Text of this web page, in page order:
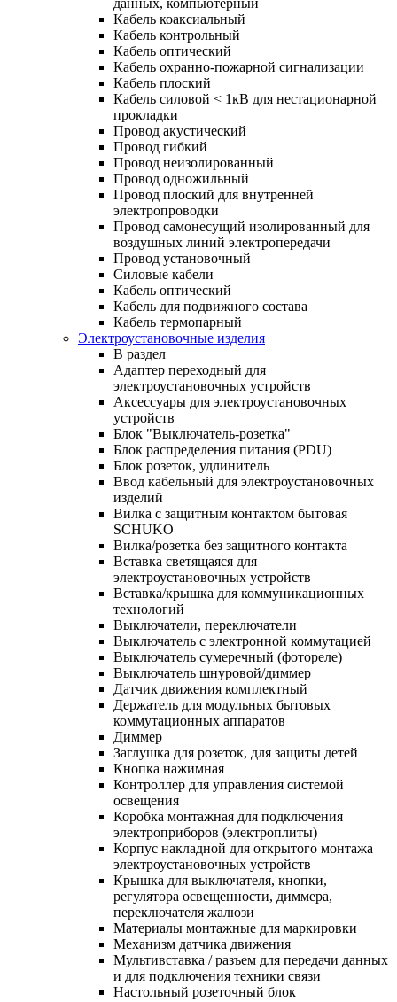
Кабель коаксиальный
Кабель контрольный
Кабель оптический
Кабель охранно-пожарной сигнализации
Кабель плоский
Кабель силовой < 1кВ для нестационарной
прокладки
Провод акустический
Провод гибкий
Провод неизолированный
Провод одножильный
Провод плоский для внутренней
электропроводки
Провод самонесущий изолированный для
воздушных линий электропередачи
Провод установочный
Силовые кабели
Кабель оптический
Кабель для подвижного состава
Кабель термопарный
Электроустановочные изделия
В раздел
Адаптер переходный для
электроустановочных устройств
Аксессуары для электроустановочных
устройств
Блок "Выключатель-розетка"
Блок распределения питания (PDU)
Блок розеток, удлинитель
Ввод кабельный для электроустановочных
изделий
Вилка с защитным контактом бытовая
SCHUKO
Вилка/розетка без защитного контакта
Вставка светящаяся для
электроустановочных устройств
Вставка/крышка для коммуникационных
технологий
Выключатели, переключатели
Выключатель с электронной коммутацией
Выключатель сумеречный (фотореле)
Выключатель шнуровой/диммер
Датчик движения комплектный
Держатель для модульных бытовых
коммутационных аппаратов
Диммер
Заглушка для розеток, для защиты детей
Кнопка нажимная
Контроллер для управления системой
освещения
Коробка монтажная для подключения
электроприборов (электроплиты)
Корпус накладной для открытого монтажа
электроустановочных устройств
Крышка для выключателя, кнопки,
регулятора освещенности, диммера,
переключателя жалюзи
Материалы монтажные для маркировки
Механизм датчика движения
Мультивставка / разъем для передачи данных
и для подключения техники связи
Настольный розеточный блок